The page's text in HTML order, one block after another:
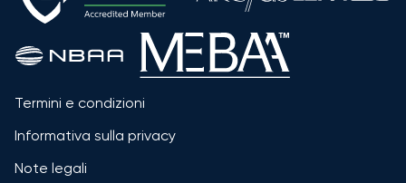
Termini e condizioni
Informativa sulla privacy
Note legali